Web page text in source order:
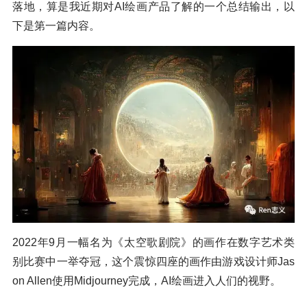
落地，算是我近期对AI绘画产品了解的一个总结输出，以
下是第一篇内容。
2022年9月一幅名为《太空歌剧院》的画作在数字艺术类
别比赛中一举夺冠，这个震惊四座的画作由游戏设计师Jas
on Allen使用Midjourney完成，AI绘画进入人们的视野。